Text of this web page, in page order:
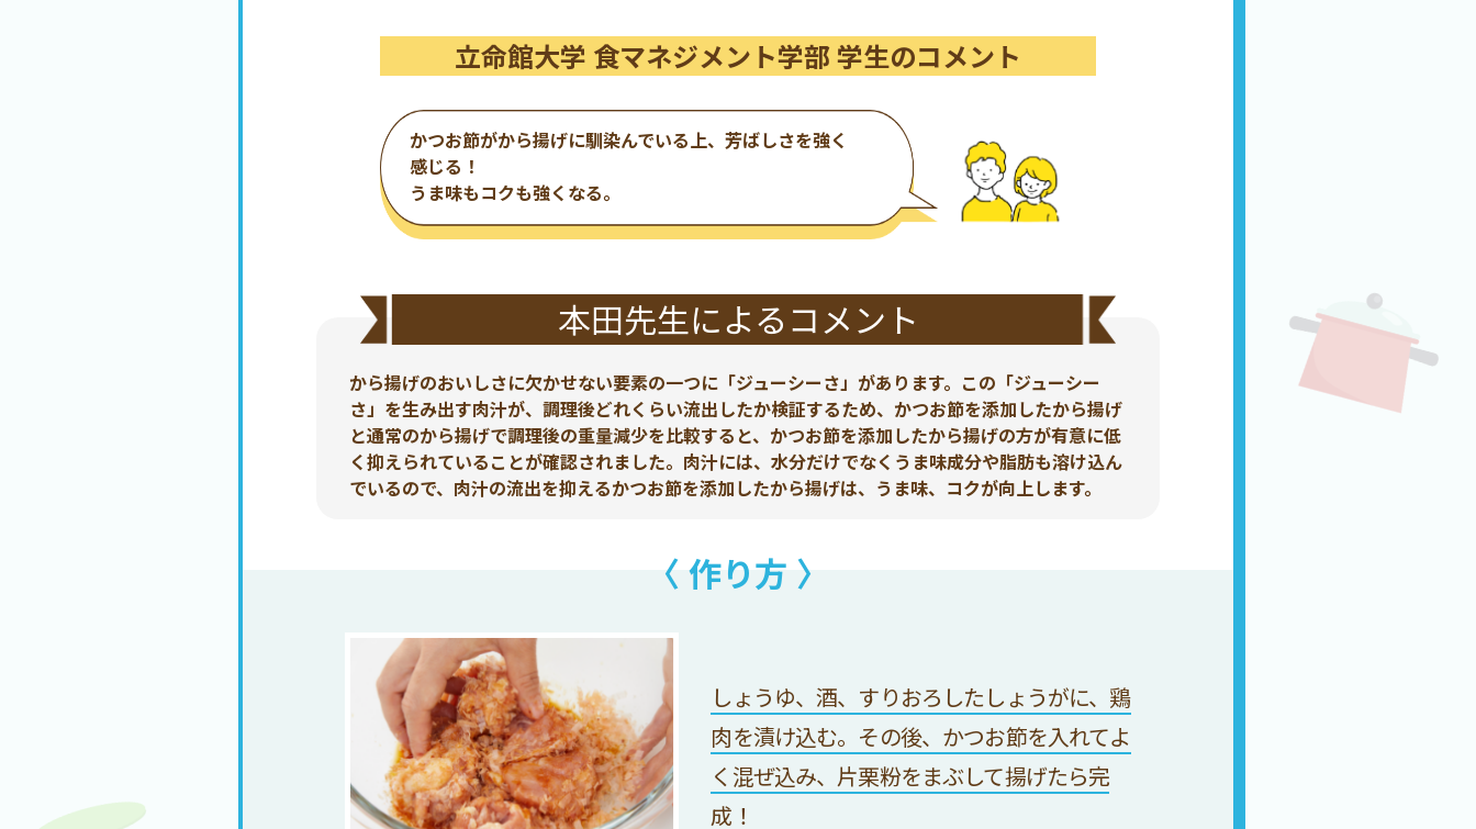
立命館大学 食マネジメント学部 学生のコメント
かつお節がから揚げに馴染んでいる上、芳ばしさを強く
感じる！
うま味もコクも強くなる。
本田先生によるコメント
から揚げのおいしさに欠かせない要素の一つに「ジューシーさ」があります。この「ジューシー
さ」を生み出す肉汁が、調理後どれくらい流出したか検証するため、かつお節を添加したから揚げ
と通常のから揚げで調理後の重量減少を比較すると、かつお節を添加したから揚げの方が有意に低
く抑えられていることが確認されました。肉汁には、水分だけでなくうま味成分や脂肪も溶け込ん
でいるので、肉汁の流出を抑えるかつお節を添加したから揚げは、うま味、コクが向上します。
〈 作り方 〉
しょうゆ、酒、すりおろしたしょうがに、鶏
肉を漬け込む。その後、かつお節を入れてよ
く混ぜ込み、片栗粉をまぶして揚げたら完
成！